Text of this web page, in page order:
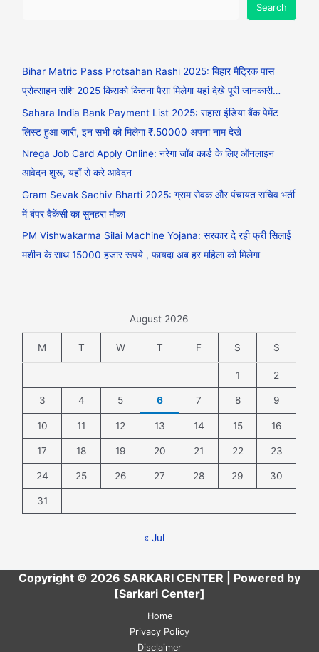
Search
Bihar Matric Pass Protsahan Rashi 2025: बिहार मैट्रिक पास
प्रोत्साहन राशि 2025 किसको कितना पैसा मिलेगा यहां देखे पूरी जानकारी…
Sahara India Bank Payment List 2025: सहारा इंडिया बैंक पेमेंट
लिस्ट हुआ जारी, इन सभी को मिलेगा ₹.50000 अपना नाम देखे
Nrega Job Card Apply Online: नरेगा जॉब कार्ड के लिए ऑनलाइन
आवेदन शुरू, यहाँ से करे आवेदन
Gram Sevak Sachiv Bharti 2025: ग्राम सेवक और पंचायत सचिव भर्ती
में बंपर वैकेंसी का सुनहरा मौका
PM Vishwakarma Silai Machine Yojana: सरकार दे रही फ्री सिलाई
मशीन के साथ 15000 हजार रूपये , फायदा अब हर महिला को मिलेगा
August 2026
M T W T F S S
1 2
3 4 5 6 7 8 9
10 11 12 13 14 15 16
17 18 19 20 21 22 23
24 25 26 27 28 29 30
31
« Jul
Copyright © 2026 SARKARI CENTER | Powered by
[Sarkari Center]
Home
Privacy Policy
Disclaimer